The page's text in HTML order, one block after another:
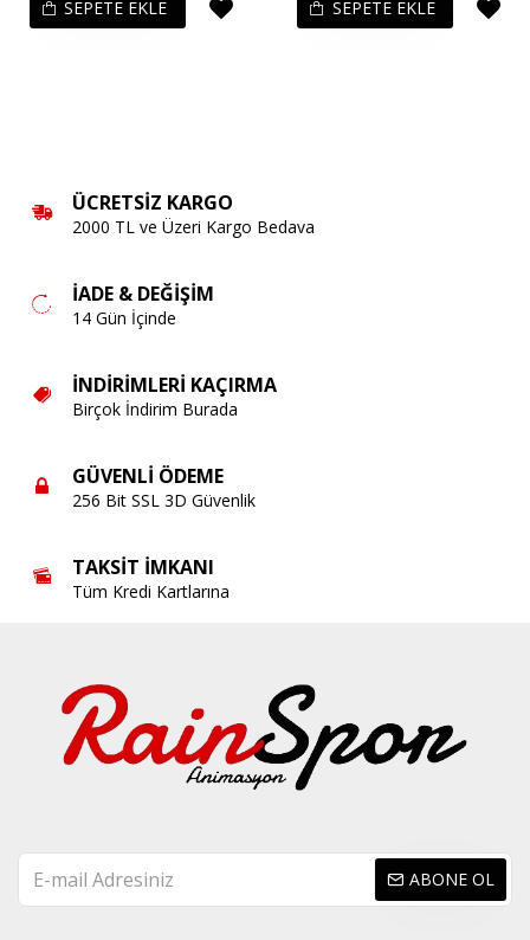
SEPETE EKLE SEPETE EKLE
ÜCRETSIZ KARGO
2000 TL ve Üzeri Kargo Bedava
İADE & DEĞIŞIM
14 Gün İçinde
İNDIRIMLERI KAÇIRMA
Birçok İndirim Burada
GÜVENLI ÖDEME
256 Bit SSL 3D Güvenlik
TAKSIT İMKANI
Tüm Kredi Kartlarına
ABONE OL